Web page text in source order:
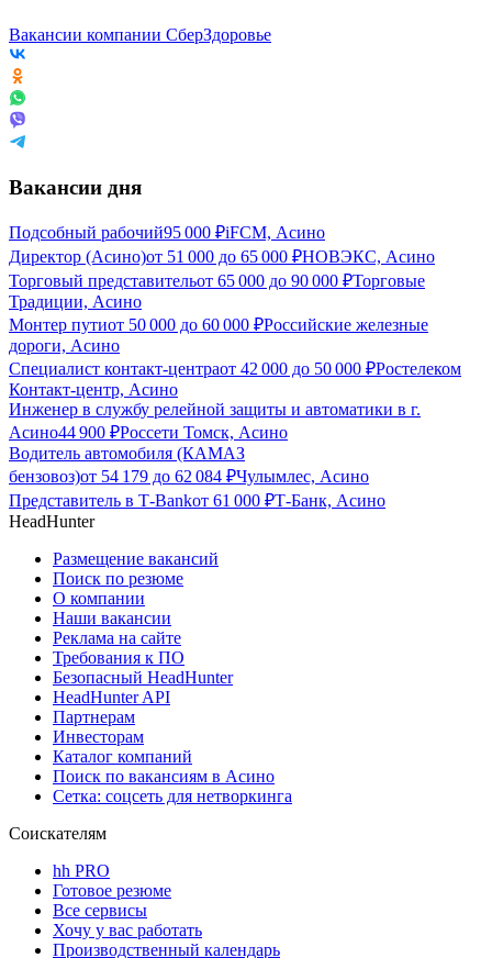
Вакансии компании СберЗдоровье
Вакансии дня
Подсобный рабочий95 000 ₽iFCM, Асино
Директор (Асино)от 51 000 до 65 000 ₽НОВЭКС, Асино
Торговый представительот 65 000 до 90 000 ₽Торговые
Традиции, Асино
Монтер путиот 50 000 до 60 000 ₽Российские железные
дороги, Асино
Специалист контакт-центраот 42 000 до 50 000 ₽Ростелеком
Контакт-центр, Асино
Инженер в службу релейной защиты и автоматики в г.
Асино44 900 ₽Россети Томск, Асино
Водитель автомобиля (КАМАЗ
бензовоз)от 54 179 до 62 084 ₽Чулымлес, Асино
Представитель в Т-Bankот 61 000 ₽Т-Банк, Асино
HeadHunter
Размещение вакансий
Поиск по резюме
О компании
Наши вакансии
Реклама на сайте
Требования к ПО
Безопасный HeadHunter
HeadHunter API
Партнерам
Инвесторам
Каталог компаний
Поиск по вакансиям в Асино
Сетка: соцсеть для нетворкинга
Соискателям
hh PRO
Готовое резюме
Все сервисы
Хочу у вас работать
Производственный календарь